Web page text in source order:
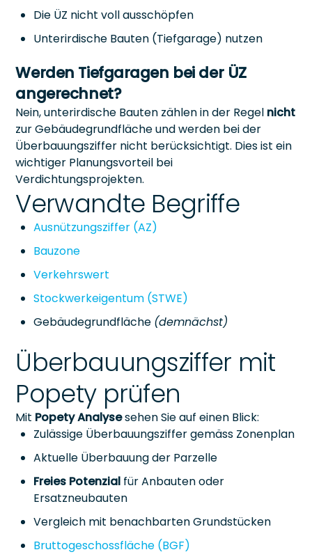
Die ÜZ nicht voll ausschöpfen
Unterirdische Bauten (Tiefgarage) nutzen
Werden Tiefgaragen bei der ÜZ
angerechnet?
Nein, unterirdische Bauten zählen in der Regel nicht
zur Gebäudegrundfläche und werden bei der
Überbauungsziffer nicht berücksichtigt. Dies ist ein
wichtiger Planungsvorteil bei
Verdichtungsprojekten.
Verwandte Begriffe
Ausnützungsziffer (AZ)
Bauzone
Verkehrswert
Stockwerkeigentum (STWE)
Gebäudegrundfläche (demnächst)
Überbauungsziffer mit
Popety prüfen
Mit Popety Analysesehen Sie auf einen Blick:
Zulässige Überbauungsziffer gemäss Zonenplan
Aktuelle Überbauung der Parzelle
Freies Potenzial für Anbauten oder
Ersatzneubauten
Vergleich mit benachbarten Grundstücken
Bruttogeschossfläche (BGF)